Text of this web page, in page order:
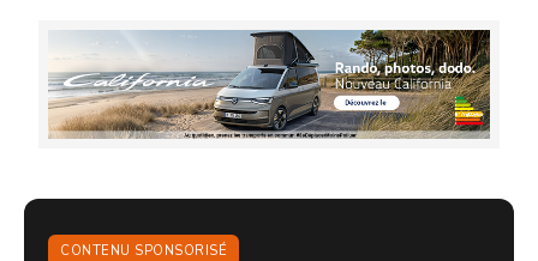
CONTENU SPONSORISÉ